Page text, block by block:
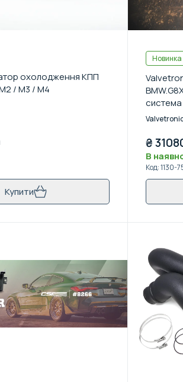
охолодження КПП
/ M3 / M4
Купити
Новинка
система
M4 G82
₴
В
Код:1130-